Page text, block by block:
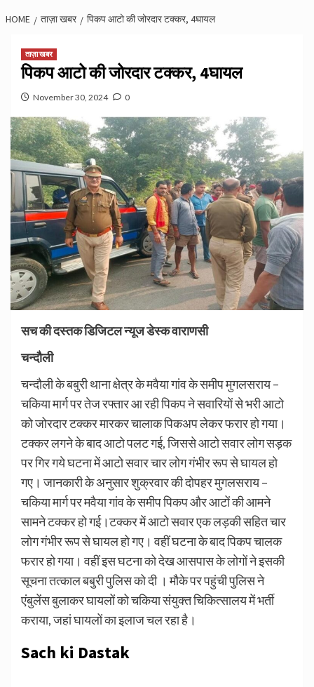
HOME ताज़ा खबर पिकप आटो की जोरदार टक्कर, 4घायल
ताज़ा खबर
पिकप आटो की जोरदार टक्कर, 4घायल
November 30, 2024 0
सच की दस्तक डिजिटल न्यूज डेस्क वाराणसी
चन्दौली
चन्दौली के बबुरी थाना क्षेत्र के मवैया गांव के समीप मुगलसराय –
चकिया मार्ग पर तेज रफ्तार आ रही पिकप ने सवारियों से भरी आटो
को जोरदार टक्कर मारकर चालाक पिकअप लेकर फरार हो गया।
टक्कर लगने के बाद आटो पलट गई, जिससे आटो सवार लोग सड़क
पर गिर गये घटना में आटो सवार चार लोग गंभीर रूप से घायल हो
गए। जानकारी के अनुसार शुक्रवार की दोपहर मुगलसराय –
चकिया मार्ग पर मवैया गांव के समीप पिकप और आटों की आमने
सामने टक्कर हो गई।टक्कर में आटो सवार एक लड़की सहित चार
लोग गंभीर रूप से घायल हो गए। वहीं घटना के बाद पिकप चालक
फरार हो गया। वहीं इस घटना को देख आसपास के लोगों ने इसकी
सूचना तत्काल बबुरी पुलिस को दी । मौके पर पहुंची पुलिस ने
एंबुलेंस बुलाकर घायलों को चकिया संयुक्त चिकित्सालय में भर्ती
कराया, जहां घायलों का इलाज चल रहा है।
Sach ki Dastak